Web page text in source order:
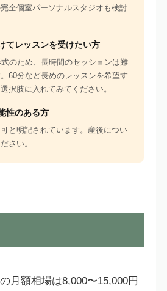
全個室パーソナルスタジオも検討
てレッスンを受けたい方
のため、長時間のセッションは難
60分など長めのレッスンを希望す
択肢に入れてみてください。
性のある方
と明記されています。産後につい
さい。
月額相場は8,000〜15,000円